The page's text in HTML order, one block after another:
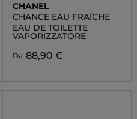
CHANEL
CHANCE EAU FRAÎCHE
EAU DE TOILETTE
VAPORIZZATORE
Da 88,90 €